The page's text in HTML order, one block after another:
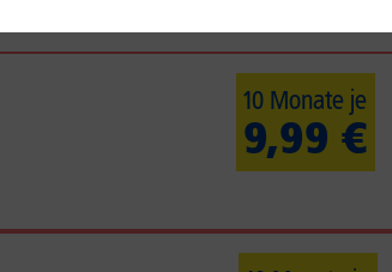
10 Monate je
9,99 €